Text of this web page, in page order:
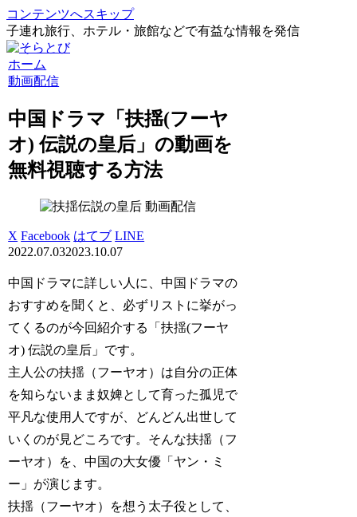
コンテンツへスキップ
子連れ旅行、ホテル・旅館などで有益な情報を発信
ホーム
動画配信
中国ドラマ「扶揺(フーヤ
オ) 伝説の皇后」の動画を
無料視聴する方法
動画配信
X Facebook はてブ LINE
2022.07.032023.10.07
中国ドラマに詳しい人に、中国ドラマの
おすすめを聞くと、必ずリストに挙がっ
てくるのが今回紹介する「扶揺(フーヤ
オ) 伝説の皇后」です。
主人公の扶揺（フーヤオ）は自分の正体
を知らないまま奴婢として育った孤児で
平凡な使用人ですが、どんどん出世して
いくのが見どころです。そんな扶揺（フ
ーヤオ）を、中国の大女優「ヤン・ミ
ー」が演じます。
扶揺（フーヤオ）を想う太子役として、